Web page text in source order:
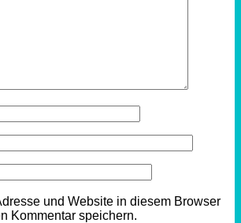
und Website in diesem Browser
Kommentar speichern.